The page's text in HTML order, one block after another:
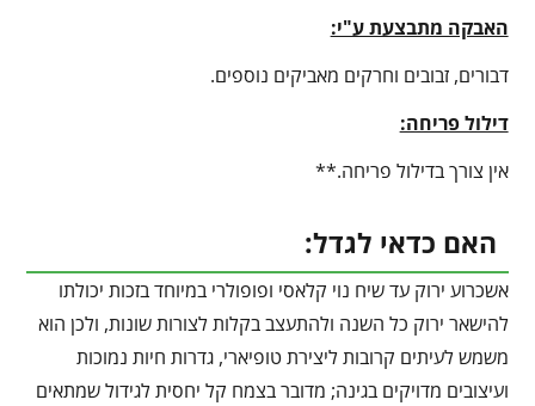
האבקה מתבצעת ע"י:
דבורים, זבובים וחרקים מאביקים נוספים.
דילול פריחה:
אין צורך בדילול פריחה.**
האם כדאי לגדל:
אשכרוע ירוק עד שיח נוי קלאסי ופופולרי במיוחד בזכות יכולתו
להישאר ירוק כל השנה ולהתעצב בקלות לצורות שונות, ולכן הוא
משמש לעיתים קרובות ליצירת טופיארי, גדרות חיות נמוכות
ועיצובים מדויקים בגינה; מדובר בצמח קל יחסית לגידול שמתאים